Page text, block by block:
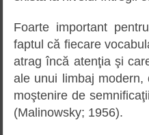
Foarte important
faptul că fiecare
atrag încă atenţia şi
ale unui limbaj
moştenire de
(Malinowsky; 1956).